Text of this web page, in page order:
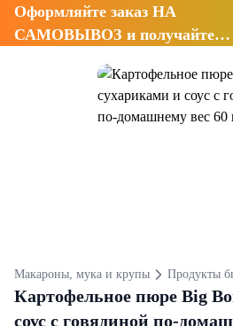
Оформляйте заказ НА
САМОВЫВОЗ и получайте
Макароны, мука и крупы Продукты
Картофельное пюре Big
соус с говядиной по-